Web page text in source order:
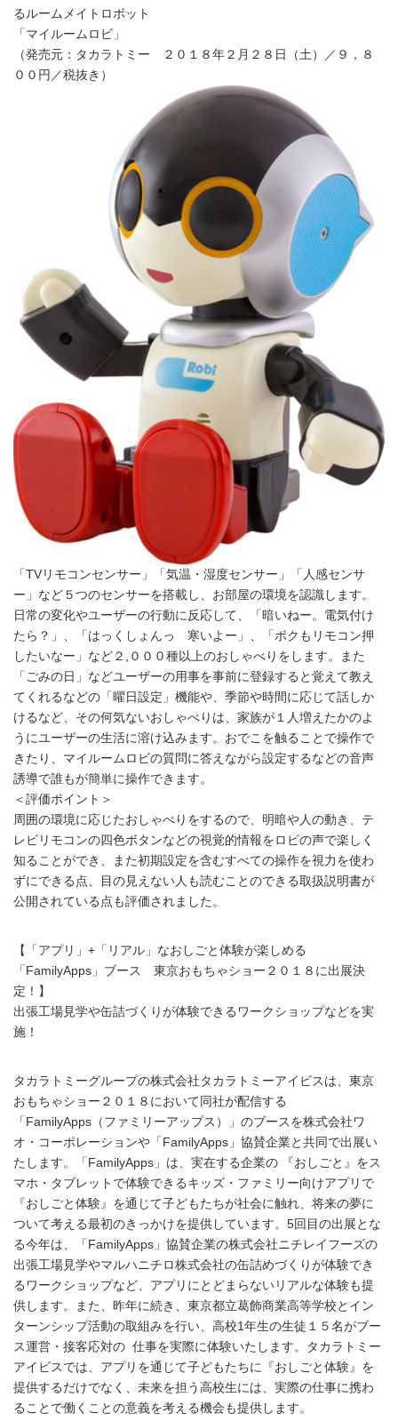
るルームメイトロボット
「マイルームロビ」
（発売元：タカラトミー ２０１８年２月２８日（土）／９，８
００円／税抜き）
「TVリモコンセンサー」「気温・湿度センサー」「人感センサ
ー」など５つのセンサーを搭載し、お部屋の環境を認識します。
日常の変化やユーザーの行動に反応して、「暗いねー。電気付け
たら？」、「はっくしょんっ 寒いよー」、「ボクもリモコン押
したいなー」など２,０００種以上のおしゃべりをします。また
「ごみの日」などユーザーの用事を事前に登録すると覚えて教え
てくれるなどの「曜日設定」機能や、季節や時間に応じて話しか
けるなど、その何気ないおしゃべりは、家族が１人増えたかのよ
うにユーザーの生活に溶け込みます。おでこを触ることで操作で
きたり、マイルームロビの質問に答えながら設定するなどの音声
誘導で誰もが簡単に操作できます。
＜評価ポイント＞
周囲の環境に応じたおしゃべりをするので、明暗や人の動き、テ
レビリモコンの四色ボタンなどの視覚的情報をロビの声で楽しく
知ることができ、また初期設定を含むすべての操作を視力を使わ
ずにできる点、目の見えない人も読むことのできる取扱説明書が
公開されている点も評価されました。
【「アプリ」+「リアル」なおしごと体験が楽しめる
「FamilyApps」ブース 東京おもちゃショー２０１８に出展決
定！】
出張工場見学や缶詰づくりが体験できるワークショップなどを実
施！
タカラトミーグループの株式会社タカラトミーアイビスは、東京
おもちゃショー２０１８において同社が配信する
「FamilyApps（ファミリーアップス）」のブースを株式会社ワ
オ・コーポレーションや「FamilyApps」協賛企業と共同で出展い
たします。「FamilyApps」は、実在する企業の 『おしごと』をス
マホ・タブレットで体験できるキッズ・ファミリー向けアプリで
『おしごと体験』を通じて子どもたちが社会に触れ、将来の夢に
ついて考える最初のきっかけを提供しています。5回目の出展とな
る今年は、「FamilyApps」協賛企業の株式会社ニチレイフーズの
出張工場見学やマルハニチロ株式会社の缶詰めづくりが体験でき
るワークショップなど、アプリにとどまらないリアルな体験も提
供します。また、昨年に続き、東京都立葛飾商業高等学校とイン
ターンシップ活動の取組みを行い、高校1年生の生徒１５名がブー
ス運営・接客応対の 仕事を実際に体験いたします。タカラトミー
アイビスでは、アプリを通じて子どもたちに『おしごと体験』を
提供するだけでなく、未来を担う高校生には、実際の仕事に携わ
ることで働くことの意義を考える機会も提供します。